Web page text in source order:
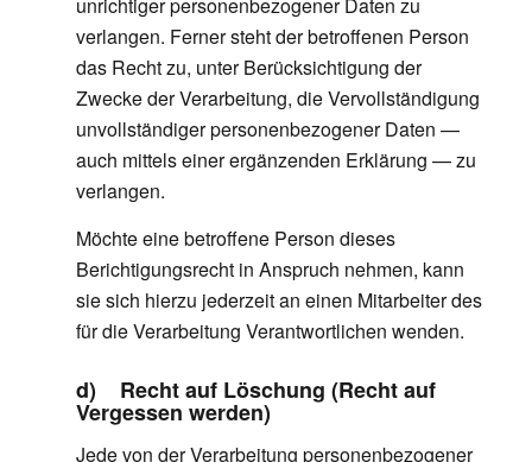
unrichtiger personenbezogener Daten zu
verlangen. Ferner steht der betroffenen Person
das Recht zu, unter Berücksichtigung der
Zwecke der Verarbeitung, die Vervollständigung
unvollständiger personenbezogener Daten —
auch mittels einer ergänzenden Erklärung — zu
verlangen.
Möchte eine betroffene Person dieses
Berichtigungsrecht in Anspruch nehmen, kann
sie sich hierzu jederzeit an einen Mitarbeiter des
für die Verarbeitung Verantwortlichen wenden.
d) Recht auf Löschung (Recht auf
Vergessen werden)
Jede von der Verarbeitung personenbezogener